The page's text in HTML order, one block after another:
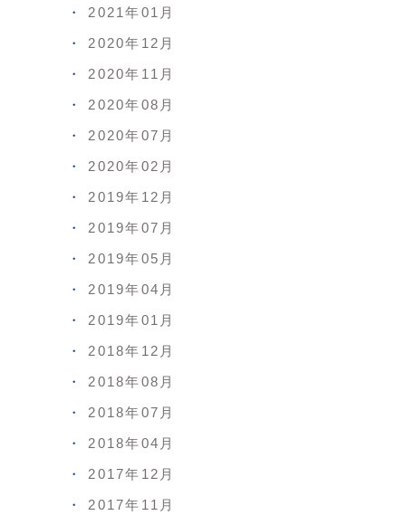
2021年01月
2020年12月
2020年11月
2020年08月
2020年07月
2020年02月
2019年12月
2019年07月
2019年05月
2019年04月
2019年01月
2018年12月
2018年08月
2018年07月
2018年04月
2017年12月
2017年11月